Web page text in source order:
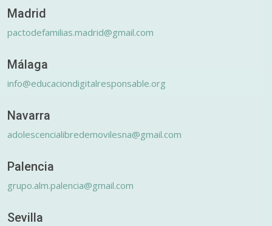
Madrid
pactodefamilias.madrid@gmail.com
Málaga
info@educaciondigitalresponsable.org
Navarra
adolescencialibredemovilesna@gmail.com
Palencia
grupo.alm.palencia@gmail.com
Sevilla